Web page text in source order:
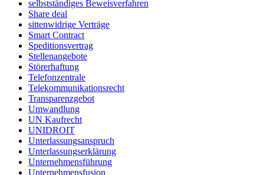
selbstständiges Beweisverfahren
Share deal
sittenwidrige Verträge
Smart Contract
Speditionsvertrag
Stellenangebote
Störerhaftung
Telefonzentrale
Telekommunikationsrecht
Transparenzgebot
Umwandlung
UN Kaufrecht
UNIDROIT
Unterlassungsanspruch
Unterlassungserklärung
Unternehmensführung
Unternehmensfusion